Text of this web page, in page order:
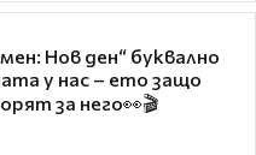
Нов ден“ буквално
у нас – ето защо
за него👀🎬